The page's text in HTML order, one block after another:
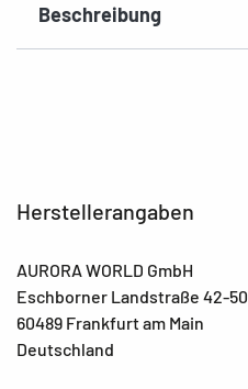
Beschreibung
Herstellerangaben
AURORA WORLD GmbH
Eschborner Landstraße 42-50
60489 Frankfurt am Main
Deutschland